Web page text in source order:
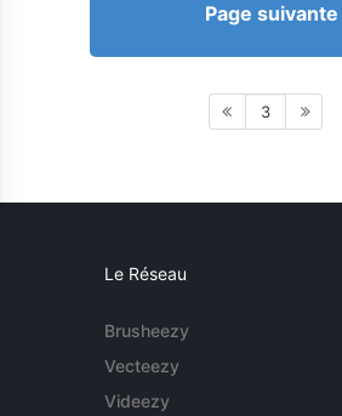
Page suivante
3
Le Réseau
Brusheezy
Vecteezy
Videezy